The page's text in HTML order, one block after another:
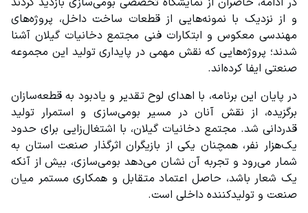
صنعتی ایفا کرده‌اند.
صنعت و تولیدکننده داخلی است.